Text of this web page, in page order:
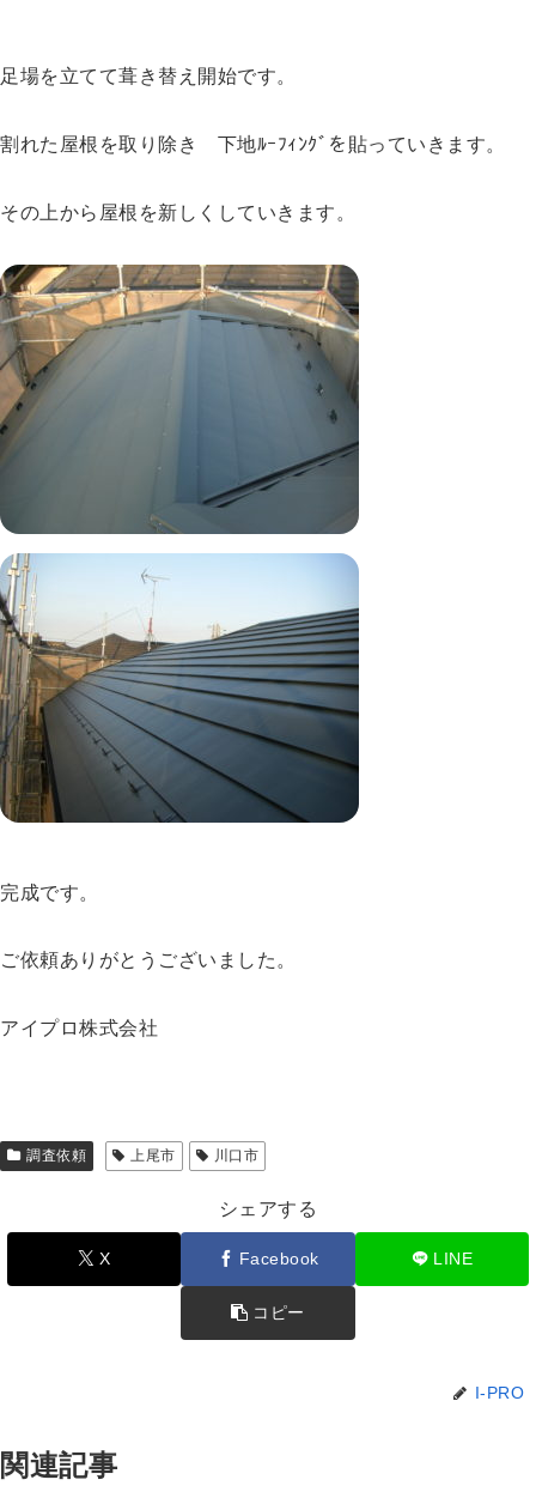
足場を立てて葺き替え開始です。
割れた屋根を取り除き 下地ﾙｰﾌｨﾝｸﾞを貼っていきます。
その上から屋根を新しくしていきます。
完成です。
ご依頼ありがとうございました。
アイプロ株式会社
調査依頼 上尾市 川口市
シェアする
X Facebook LINE
コピー
I-PRO
関連記事